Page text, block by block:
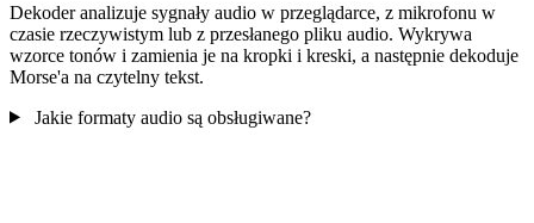
Dekoder analizuje sygnały audio w przeglądarce, z mikrofonu w
czasie rzeczywistym lub z przesłanego pliku audio. Wykrywa
wzorce tonów i zamienia je na kropki i kreski, a następnie dekoduje
Morse'a na czytelny tekst.
Jakie formaty audio są obsługiwane?